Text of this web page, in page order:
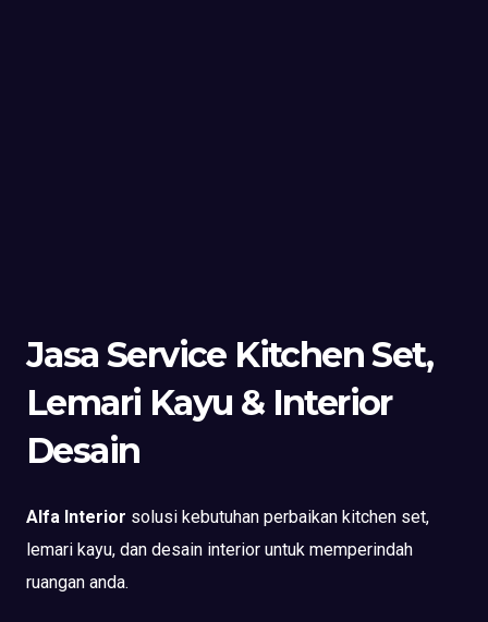
Jasa Service Kitchen Set,
Lemari Kayu & Interior
Desain
Alfa Interior solusi kebutuhan perbaikan kitchen set,
lemari kayu, dan desain interior untuk memperindah
ruangan anda.